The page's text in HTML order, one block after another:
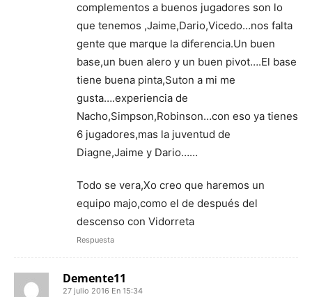
complementos a buenos jugadores son lo
que tenemos ,Jaime,Dario,Vicedo…nos falta
gente que marque la diferencia.Un buen
base,un buen alero y un buen pivot….El base
tiene buena pinta,Suton a mi me
gusta….experiencia de
Nacho,Simpson,Robinson…con eso ya tienes
6 jugadores,mas la juventud de
Diagne,Jaime y Dario……
Todo se vera,Xo creo que haremos un
equipo majo,como el de después del
descenso con Vidorreta
Respuesta
Demente11
27 julio 2016 En 15:34